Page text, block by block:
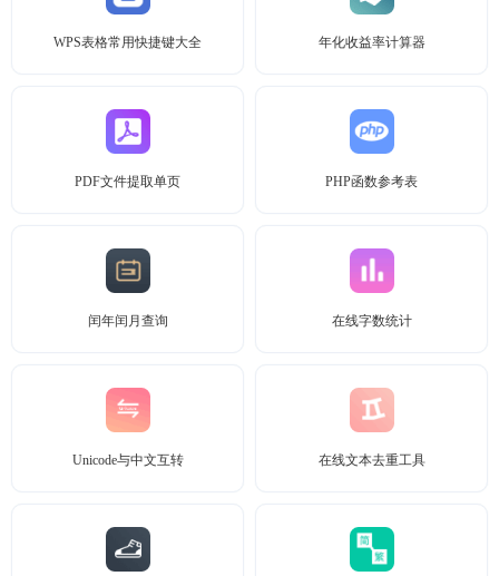
WPS表格常用快捷键大全 年化收益率计算器
PDF文件提取单页 PHP函数参考表
闰年闰月查询 在线字数统计
Unicode与中文互转 在线文本去重工具